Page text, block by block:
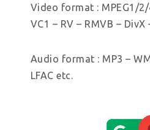
Video format : MPEG1/2/
VC1 – RV – RMVB – DivX
Audio format : MP3 –
LFAC etc.